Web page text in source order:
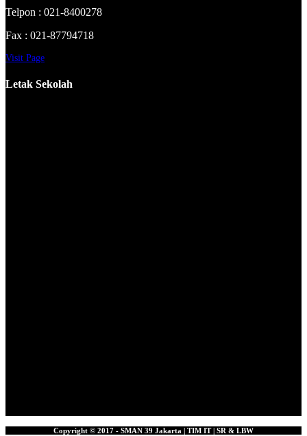
Telpon : 021-8400278
Fax : 021-87794718
Visit Page
Letak Sekolah
Copyright © 2017 - SMAN 39 Jakarta | TIM IT | SR & LBW